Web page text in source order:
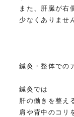
また、肝臓が右
少なくありませ
鍼灸・整体での
鍼灸では
肝の働きを整え
肩や背中のコリ